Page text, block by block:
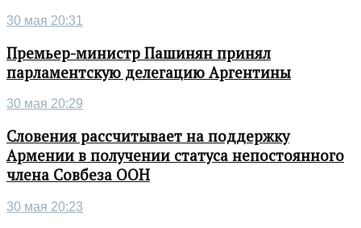
30 мая 20:31
Премьер-министр Пашинян принял
парламентскую делегацию Аргентины
30 мая 20:29
Словения рассчитывает на поддержку
Армении в получении статуса непостоянного
члена Совбеза ООН
30 мая 20:23